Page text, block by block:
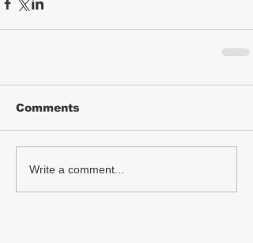
Comments
Write a comment...